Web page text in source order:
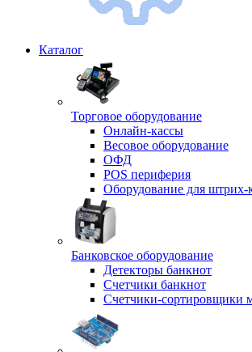
Каталог
Торговое оборудование
Онлайн-кассы
Весовое оборудование
ОФД
POS периферия
Оборудование для штрих-
Банковское оборудование
Детекторы банкнот
Счетчики банкнот
Счетчики-сортировщики